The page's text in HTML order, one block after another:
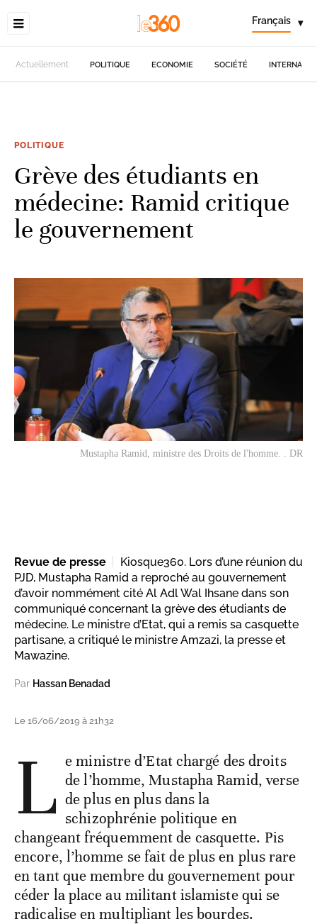
Français ▾
Actuellement POLITIQUE ECONOMIE SOCIÉTÉ
POLITIQUE
Grève des étudiants en
médecine: Ramid critique
le gouvernement
Mustapha Ramid, ministre des Droits de l'homme. . DR
Revue de presse
Kiosque360. Lors d’une réunion du
PJD, Mustapha Ramid a reproché au gouvernement
d’avoir nommément cité Al Adl Wal Ihsane dans son
communiqué concernant la grève des étudiants de
médecine. Le ministre d’Etat, qui a remis sa casquette
partisane, a critiqué le ministre Amzazi, la presse et
Mawazine.
Par Hassan Benadad
Le 16/06/2019 à 21h32
L e ministre d’Etat chargé des droits
de l’homme, Mustapha Ramid, verse
de plus en plus dans la
schizophrénie politique en
changeant fréquemment de casquette. Pis
encore, l’homme se fait de plus en plus rare
en tant que membre du gouvernement pour
céder la place au militant islamiste qui se
radicalise en multipliant les bourdes.